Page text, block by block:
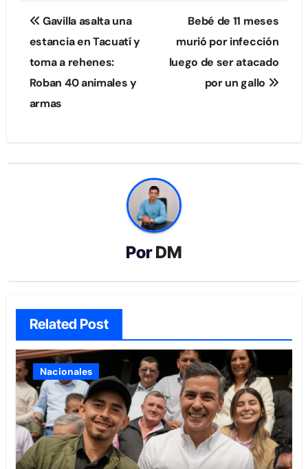
Navegación
de
entradas
Gavilla asalta una
estancia en Tacuatí y
toma a rehenes:
Roban 40 animales y
armas
Bebé de 11 meses
murió por infección
luego de ser atacado
por un gallo
PorDM
Related Post
Nacionales